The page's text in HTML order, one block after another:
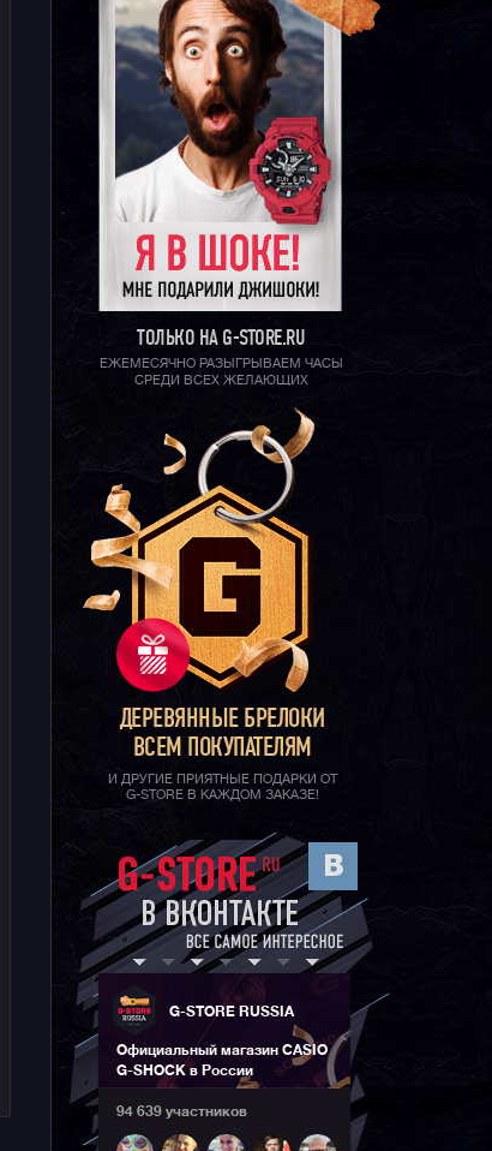
ТОЛЬКО НА G-STORE.RU
ЕЖЕМЕСЯЧНО РАЗЫГРЫВАЕМ ЧАСЫ
СРЕДИ ВСЕХ ЖЕЛАЮЩИХ
ДЕРЕВЯННЫЕ БРЕЛОКИ
ВСЕМ ПОКУПАТЕЛЯМ
И ДРУГИЕ ПРИЯТНЫЕ ПОДАРКИ ОТ
G-STORE В КАЖДОМ ЗАКАЗЕ!
G-STORE RUSSIA
Официальный магазин CASIO
G-SHOCK в России
94 639 участников